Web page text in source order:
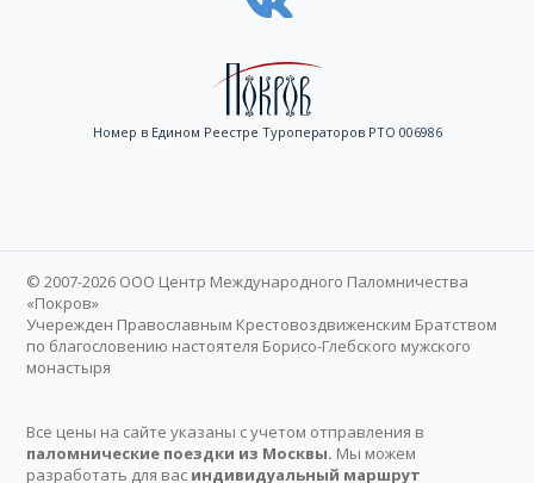
Номер в Едином Реестре Туроператоров РТО 006986
© 2007-2026 ООО Центр Международного Паломничества
«Покров»
Учережден Православным Крестовоздвиженским Братством
по благословению настоятеля Борисо-Глебского мужского
монастыря
Все цены на сайте указаны с учетом отправления в
паломнические поездки из Москвы. Мы можем
разработать для вас индивидуальный маршрут